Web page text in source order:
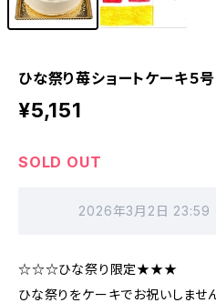
ひな祭り苺ショートケーキ５号
¥5,151
SOLD OUT
2026年3月2日 23:59
☆☆☆ひな祭り限定★★★
ひな祭りをケーキでお祝いしま